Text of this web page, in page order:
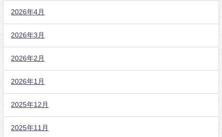
2026年4月
2026年3月
2026年2月
2026年1月
2025年12月
2025年11月